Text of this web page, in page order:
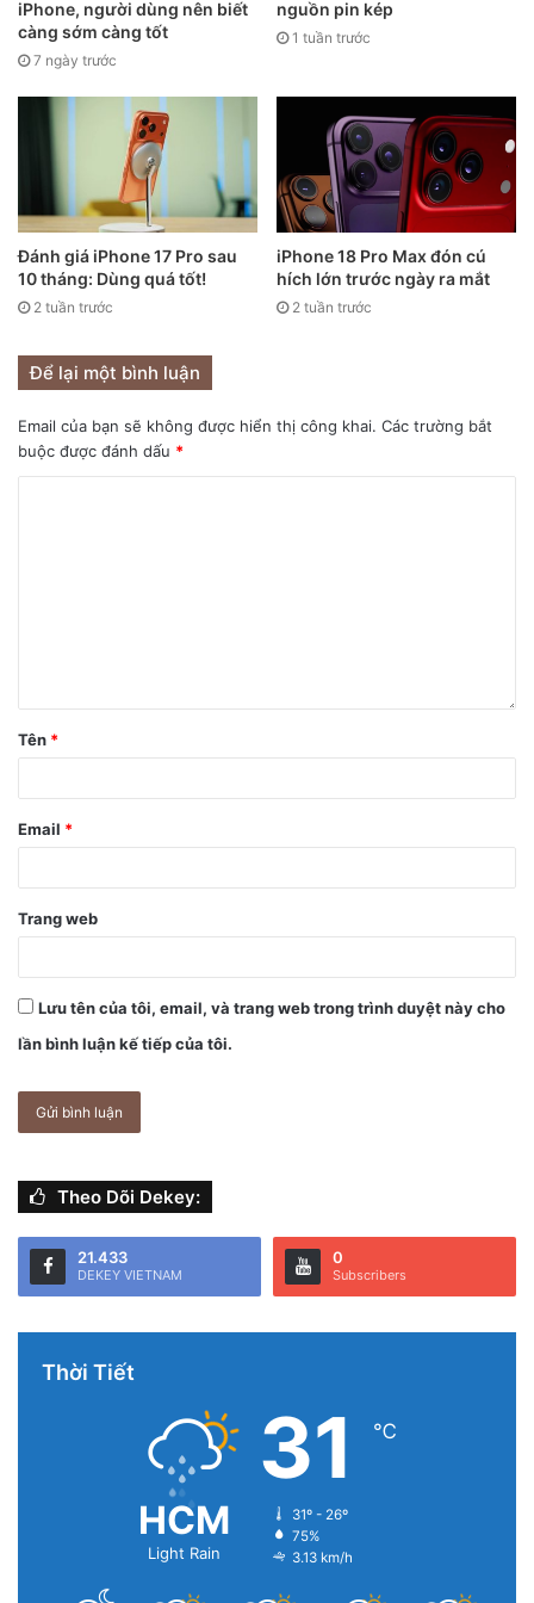
Stage sẽ mở rộng khung hình để bao gồm tất cả và khi
người rời đi, thu lại để tập trung vào người còn lại.
: Center Stage chỉ xử lý trong phạm vi góc siêu rộng
mà camera hỗ trợ. Nếu bạn bước ra ngoài vùng quan sát
của camera siêu rộng thì sẽ bị mất khung hình.
Lịch sử & phạm vi áp dụng
Tính năng Center Stage lần đầu được giới thiệu cùng
Dần dần Apple mở rộng hỗ trợ sang các dòng iPad
khác, iPad Air, iPad mini và thêm khả năng hỗ trợ cho
Mac thông qua Continuity Camera hoặc qua các máy
có camera tích hợp tương thích.
Stage
Để sử dụng Center Stage, thiết bị cần đáp ứng cả phần
Theo Apple, các dòng iPad sau đây có thể dùng Center
iPad Air (5th gen) trở lên
iPad (9th gen) trở lên
iPad mini (6th gen)
iPhone & chức năng camera selfie
Trên iPhone, tính năng Center Stage được mở rộng cho
cho cuộc gọi video.
iPhone, người dùng nên biết
càng sớm càng tốt
7 ngày trước
nguồn pin kép
1 tuần trước
Đánh giá iPhone 17 Pro sau
10 tháng: Dùng quá tốt!
2 tuần trước
iPhone 18 Pro Max đón cú
hích lớn trước ngày ra mắt
2 tuần trước
Để lại một bình luận
Email của bạn sẽ không được hiển thị công khai. Các trường bắt
buộc được đánh dấu *
Tên *
Email *
Trang web
Lưu tên của tôi, email, và trang web trong trình duyệt này cho
lần bình luận kế tiếp của tôi.
Theo Dõi Dekey:
21.433
DEKEY VIETNAM
0
Subscribers
Thời Tiết
HCM
Light Rain
31 ℃
31º - 26º
75%
3.13 km/h